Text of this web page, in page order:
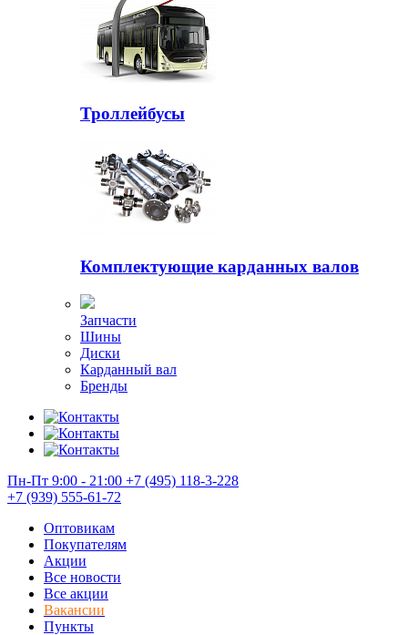
Троллейбусы
Комплектующие карданных валов
Запчасти
Шины
Диски
Карданный вал
Бренды
Пн-Пт 9:00 - 21:00 +7 (495) 118-3-228
+7 (939) 555-61-72
Оптовикам
Покупателям
Акции
Все новости
Все акции
Вакансии
Пункты